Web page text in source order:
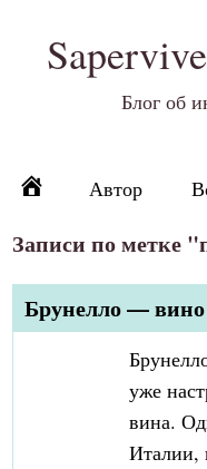
Блог об
Автор
Записи по метке
Брунелло —
уже
вина.
Италии,